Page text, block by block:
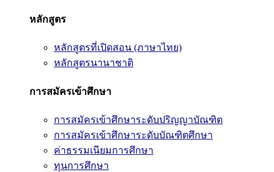
หลักสูตร
หลักสูตรที่เปิดสอน (ภาษาไทย)
หลักสูตรนานาชาติ
การสมัครเข้าศึกษา
การสมัครเข้าศึกษาระดับปริญญาบัณฑิต
การสมัครเข้าศึกษาระดับบัณฑิตศึกษา
ค่าธรรมเนียมการศึกษา
ทุนการศึกษา